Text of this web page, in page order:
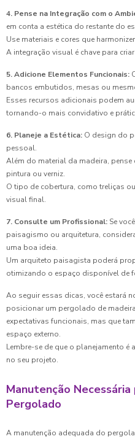
4. Pense na Integração com o
em conta a estética do restante do
Use materiais e cores que
A integração visual é chave para
5. Adicione Elementos Funcionais:
bancos embutidos, mesas ou
Esses recursos adicionais podem
tornando-o mais convidativo e
6. Planeje a Estética: O design do
pessoal.
Além do material da madeira,
pintura ou verniz.
O tipo de cobertura, como treliças
visual final.
7. Consulte um Profissional: Se
paisagismo ou arquitetura,
uma boa ideia.
Um arquiteto paisagista poderá
otimizando o espaço disponível de
Ao seguir essas dicas, você estará
posicionar um pergolado de
expectativas funcionais, mas que
espaço externo.
Lembre-se de que o planejamento
no seu projeto.
Manutenção
Pergolado
A manutenção adequada do